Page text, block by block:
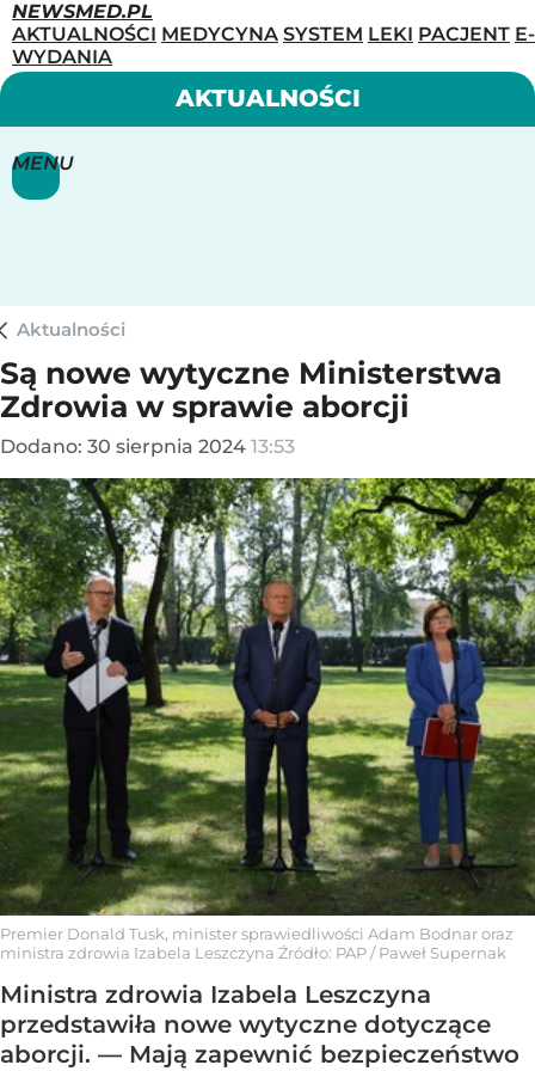
NEWSMED.PL
AKTUALNOŚCI MEDYCYNA SYSTEM LEKI PACJENT E-
WYDANIA
MENU
AKTUALNOŚCI
Aktualności
Są nowe wytyczne Ministerstwa
Zdrowia w sprawie aborcji
Dodano: 30 sierpnia 2024 13:53
Premier Donald Tusk, minister sprawiedliwości Adam Bodnar oraz
ministra zdrowia Izabela Leszczyna Źródło: PAP/Paweł Supernak
Ministra zdrowia Izabela Leszczyna
przedstawiła nowe wytyczne dotyczące
aborcji. — Mają zapewnić bezpieczeństwo